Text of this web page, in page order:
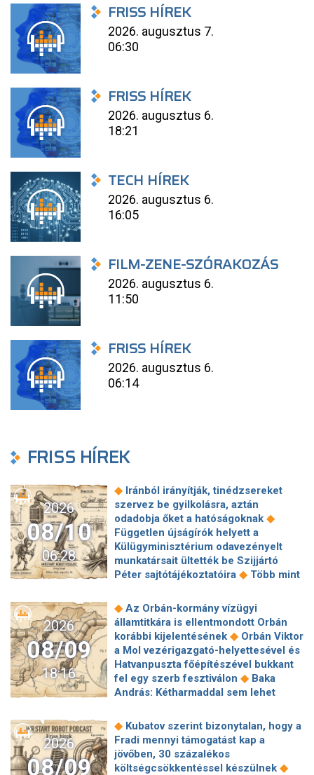
FRISS HÍREK
2026. augusztus 7.
06:30
FRISS HÍREK
2026. augusztus 6.
18:21
TECH HÍREK
2026. augusztus 6.
16:05
FILM-ZENE-SZÓRAKOZÁS
2026. augusztus 6.
11:50
FRISS HÍREK
2026. augusztus 6.
06:14
FRISS HÍREK
2026
08/10
06:28
◆ Iránból irányítják, tinédzsereket
szervez be gyilkolásra, aztán
odadobja őket a hatóságoknak ◆
Független újságírók helyett a
Külügyminisztérium odavezényelt
munkatársait ültették be Szijjártó
Péter sajtótájékoztatóira ◆ Több mint
Magyarországon, ebben az Orbán-
kormány keze is benne van◆A héten
akár teljesen leállhat az áruszállítás a
Rajna egyik legfontosabb szakaszán
az alacsony vízszint miatt
◆
Gazdasági összeomlásra számít
Trump Iránban ◆ Öt év alatt
helyzetet is előidézhet Baka András
államfővé választása – így látja a
jogtudós◆UFÓ-k Salgótarján felett
Megfosztották a koronájától az
2026
08/09
18:16
◆ Az Orbán-kormány vízügyi
államtitkára is ellentmondott Orbán
korábbi kijelentésének ◆ Orbán Viktor
a Mol vezérigazgató-helyettesével és
Hatvanpuszta főépítészével bukkant
fel egy szerb fesztiválon ◆ Baka
András: Kétharmaddal sem lehet
elutasítja Trump 15 pontos gázai
tervét ◆ Menczer Tamás Rogán
Antalról: Nagyon okos, vannak dolgok,
amiket nem értek, de nem kell nekem
2026
08/09
◆ Kubatov szerint bizonytalan, hogy a
Fradi mennyi támogatást kap a
jövőben, 30 százalékos
költségcsökkentéssel készülnek ◆